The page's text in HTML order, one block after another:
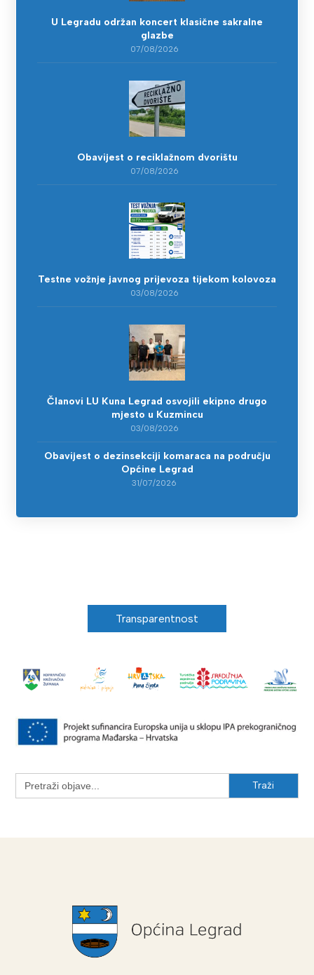
U Legradu održan koncert klasične sakralne
glazbe
07/08/2026
Obavijest o reciklažnom dvorištu
07/08/2026
Testne vožnje javnog prijevoza tijekom kolovoza
03/08/2026
Članovi LU Kuna Legrad osvojili ekipno drugo
mjesto u Kuzmincu
03/08/2026
Obavijest o dezinsekciji komaraca na području
Općine Legrad
31/07/2026
Transparentnost
Search
for: